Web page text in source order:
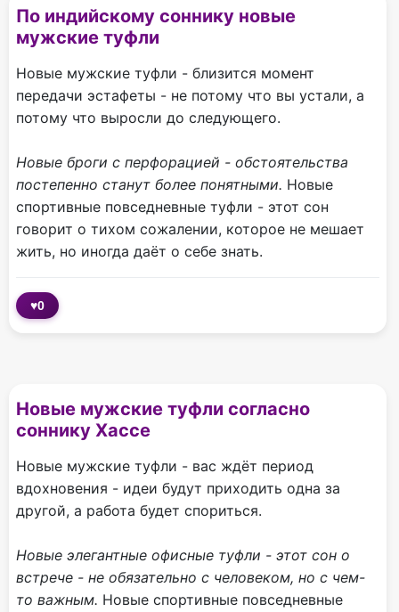
По индийскому соннику новые
мужские туфли
Новые мужские туфли - близится момент
передачи эстафеты - не потому что вы устали, а
потому что выросли до следующего.
Новые броги с перфорацией - обстоятельства
постепенно станут более понятными. Новые
спортивные повседневные туфли - этот сон
говорит о тихом сожалении, которое не мешает
жить, но иногда даёт о себе знать.
♥0
Новые мужские туфли согласно
соннику Хассе
Новые мужские туфли - вас ждёт период
вдохновения - идеи будут приходить одна за
другой, а работа будет спориться.
Новые элегантные офисные туфли - этот сон о
встрече - не обязательно с человеком, но с чем-
то важным. Новые спортивные повседневные